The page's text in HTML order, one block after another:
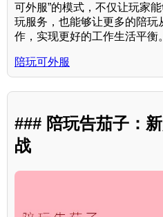
可外服”的模式，不仅让玩家
玩服务，也能够让更多的陪玩
作，实现更好的工作生活平衡。
陪玩可外服
### 陪玩告茄子：
战